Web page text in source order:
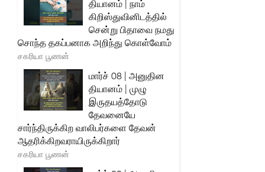
தியானம் | நாம்
கிறிஸ்துவினிடத்தில்
சென்று பிதாவை நமது
சொந்த தகப்பனாக அறிந்து கொள்வோம்
சகரியா பூணன்
மார்ச் 08 | அனுதின
தியானம் | முழு
இருதயத்தோடு
தேவனையே
சார்ந்திருக்கிற வாலிபர்களை தேவன்
ஆதரிக்கிறவராயிருக்கிறார்
சகரியா பூணன்